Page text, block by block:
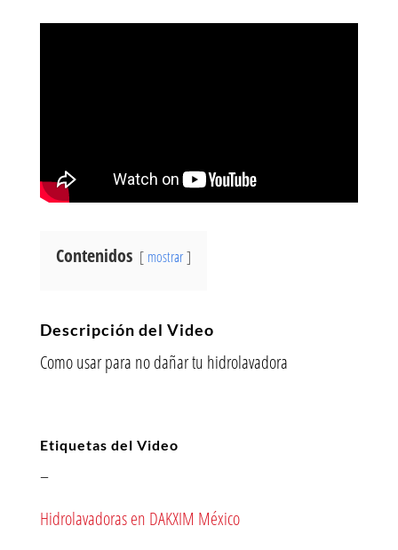
Contenidos mostrar
Descripción del Video
Como usar para no dañar tu hidrolavadora
Etiquetas del Video
–
Hidrolavadoras en DAKXIM México